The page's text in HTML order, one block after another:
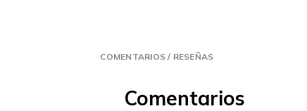
COMENTARIOS / RESEÑAS
Comentarios